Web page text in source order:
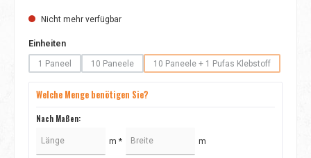
Nicht mehr verfügbar
Einheitenauswählen
1 Paneel
(Diese Option ist zurzeit nicht verfügbar.)
10 Paneele
(Diese Option ist zurzeit nicht verfügbar.)
10 Paneele + 1 Pufas Klebstoff
(Diese Option ist zurzeit
Welche Menge benötigen Sie?
Nach Maßen:
m * m